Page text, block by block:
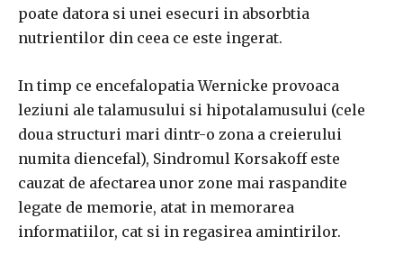
poate datora si unei esecuri in absorbtia
nutrientilor din ceea ce este ingerat.
In timp ce encefalopatia Wernicke provoaca
leziuni ale talamusului si hipotalamusului (cele
doua structuri mari dintr-o zona a creierului
numita diencefal), Sindromul Korsakoff este
cauzat de afectarea unor zone mai raspandite
legate de memorie, atat in ​​memorarea
informatiilor, cat si in regasirea amintirilor.